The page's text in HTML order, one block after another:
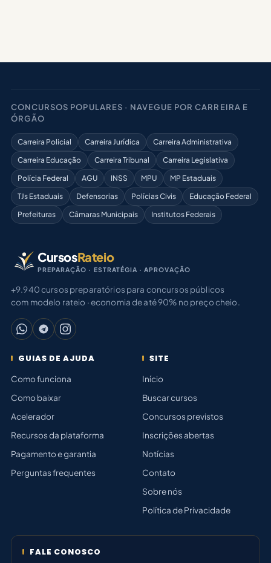
CONCURSOS POPULARES · NAVEGUE POR CARREIRA E
ÓRGÃO
Carreira Policial Carreira Jurídica
Carreira Administrativa
Carreira Educação
Carreira Tribunal
Carreira Legislativa
Polícia Federal
AGU INSS MPU
MP Estaduais
TJs Estaduais
Defensorias Polícias Civis
Educação Federal
Prefeituras
Câmaras Municipais Institutos Federais
CursosRateio
PREPARAÇÃO · ESTRATÉGIA · APROVAÇÃO
+9.940 cursos preparatórios para concursos públicos
com modelo rateio · economia de até 90% no preço cheio.
GUIAS DE AJUDA
Como funciona
Como baixar
Acelerador
Recursos da plataforma
Pagamento e garantia
Perguntas frequentes
SITE
Início
Buscar cursos
Concursos previstos
Inscrições abertas
Notícias
Contato
Sobre nós
Política de Privacidade
FALE CONOSCO